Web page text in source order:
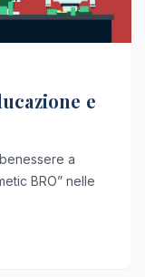
e
a
BRO” nelle